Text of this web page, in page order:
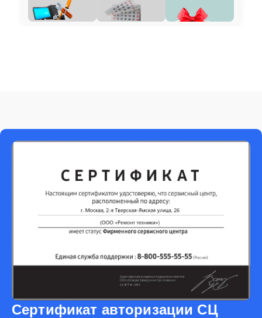
Сертификат авторизации СЦ